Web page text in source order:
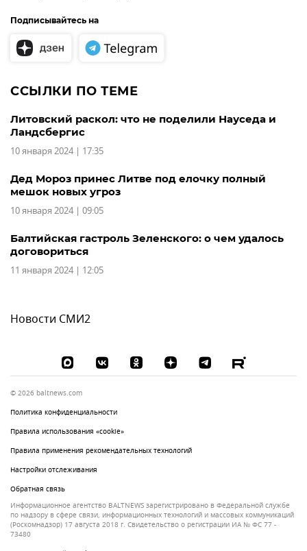
Подписывайтесь на
ССЫЛКИ ПО ТЕМЕ
Литовский раскол: что не поделили Науседа и
Ландсбергис
10 января 2024 | 17:35
Дед Мороз принес Литве под елочку полный
мешок новых угроз
10 января 2024 | 09:05
Балтийская гастроль Зеленского: о чем удалось
договориться
11 января 2024 | 12:05
Новости СМИ2
© 2026 baltnews.com
Политика конфиденциальности
Правила использования «cookie»
Правила применения рекомендательных технологий
Настройки отслеживания
Обратная связь
Информационное агентство BALTNEWS зарегистрировано в Федеральной службе
по надзору в сфере связи, информационных технологий и массовых коммуникаций
(Роскомнадзор) 17 августа 2018 г. Свидетельство о регистрации ИА № ФС 77 -
73480